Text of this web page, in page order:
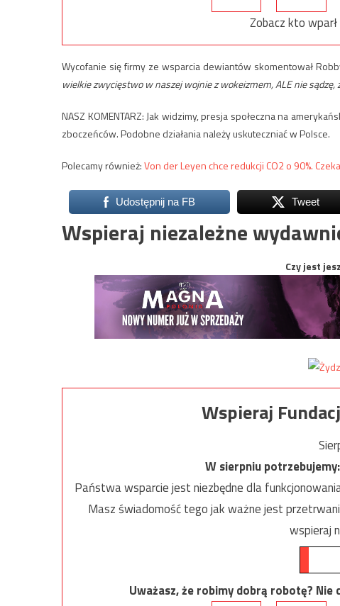
Zobacz kto
Wycofanie się firmy ze wsparcia dewiantów skomentował
wielkie zwycięstwo w naszej wojnie z wokeizmem, ALE nie
NASZ KOMENTARZ: Jak widzimy, presja społeczna na
zboczeńców. Podobne działania należy uskuteczniać w Polsce.
Polecamy również:Von der Leyen chce redukcji CO2 o 90%.
Udostępnij na FB Tweet
Wspieraj niezależne
Czy jest
Wspieraj
W sierpniu potrzebujemy:
Państwa wsparcie jest niezbędne dla
Masz świadomość tego jak ważne jest
wspieraj
Uważasz, że robimy dobrą robotę?